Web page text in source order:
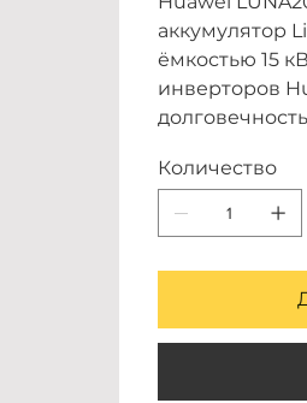
аккумулятор
ёмкостью 15
инверторов
Количество